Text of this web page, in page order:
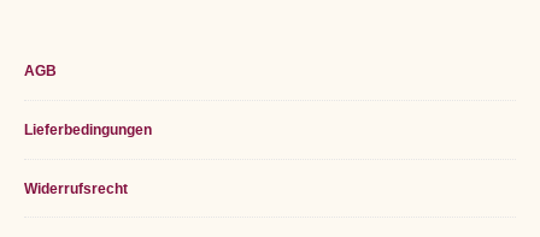
AGB
Lieferbedingungen
Widerrufsrecht